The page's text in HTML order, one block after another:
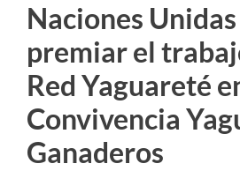
Naciones
premiar el
Red Yaguareté
Convivencia
Ganaderos